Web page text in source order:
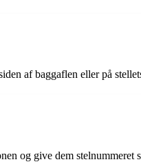
af baggaflen eller på
og give dem stelnummeret